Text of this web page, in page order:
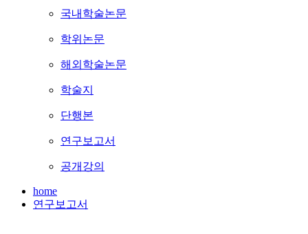
국내학술논문
학위논문
해외학술논문
학술지
단행본
연구보고서
공개강의
home
연구보고서